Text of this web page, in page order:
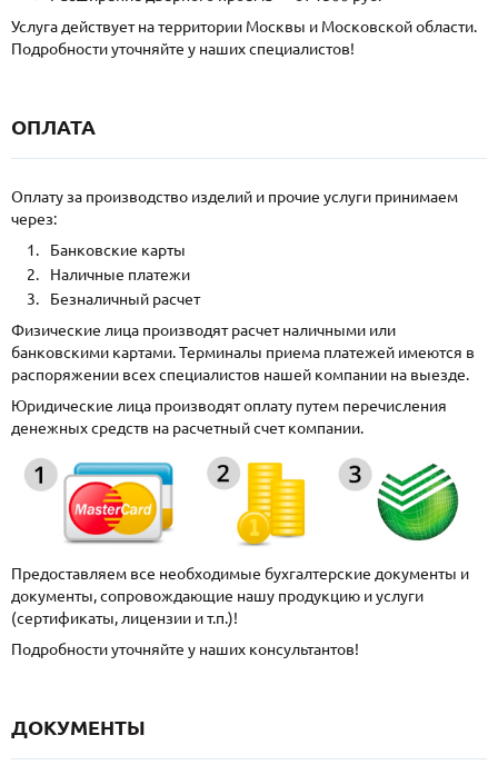
Услуга действует на территории Москвы и Московской области.
Подробности уточняйте у наших специалистов!
ОПЛАТА
Оплату за производство изделий и прочие услуги принимаем
через:
Банковские карты
Наличные платежи
Безналичный расчет
Физические лица производят расчет наличными или
банковскими картами. Терминалы приема платежей имеются в
распоряжении всех специалистов нашей компании на выезде.
Юридические лица производят оплату путем перечисления
денежных средств на расчетный счет компании.
Предоставляем все необходимые бухгалтерские документы и
документы, сопровождающие нашу продукцию и услуги
(сертификаты, лицензии и т.п.)!
Подробности уточняйте у наших консультантов!
ДОКУМЕНТЫ